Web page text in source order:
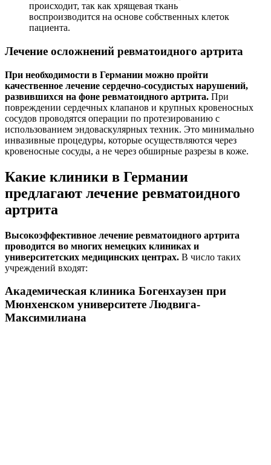
происходит, так как хрящевая ткань
воспроизводится на основе собственных клеток
пациента.
Лечение осложнений ревматоидного артрита
При необходимости в Германии можно пройти
качественное лечение сердечно-сосудистых нарушений,
развившихся на фоне ревматоидного артрита. При
повреждении сердечных клапанов и крупных кровеносных
сосудов проводятся операции по протезированию с
использованием эндоваскулярных техник. Это минимально
инвазивные процедуры, которые осуществляются через
кровеносные сосуды, а не через обширные разрезы в коже.
Какие клиники в Германии
предлагают лечение ревматоидного
артрита
Высокоэффективное лечение ревматоидного артрита
проводится во многих немецких клиниках и
университетских медицинских центрах. В число таких
учреждений входят:
Академическая клиника Богенхаузен при
Мюнхенском университете Людвига-
Максимилиана